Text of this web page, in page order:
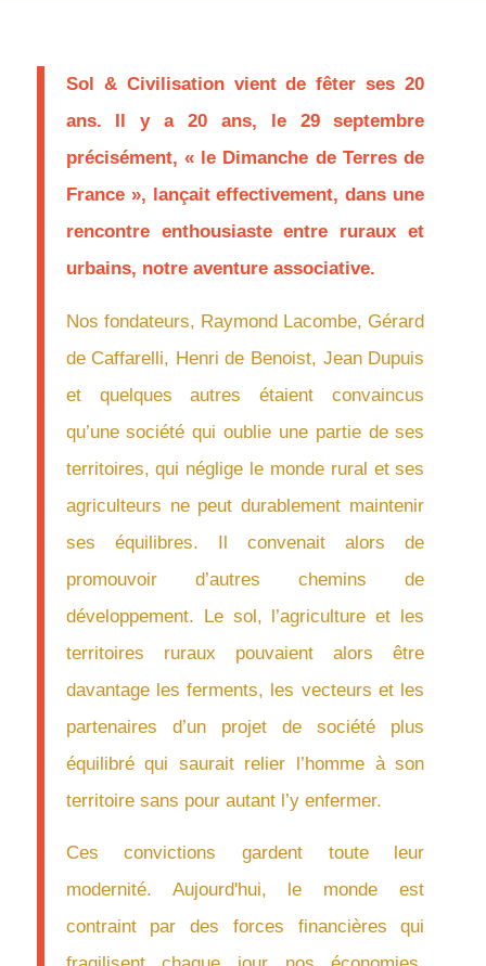
Sol & Civilisation vient de fêter ses 20
ans. Il y a 20 ans, le 29 septembre
précisément, « le Dimanche de Terres de
France », lançait effectivement, dans une
rencontre enthousiaste entre ruraux et
urbains, notre aventure associative.
Nos fondateurs, Raymond Lacombe, Gérard
de Caffarelli, Henri de Benoist, Jean Dupuis
et quelques autres étaient convaincus
qu’une société qui oublie une partie de ses
territoires, qui néglige le monde rural et ses
agriculteurs ne peut durablement maintenir
ses équilibres. Il convenait alors de
promouvoir d’autres chemins de
développement. Le sol, l’agriculture et les
territoires ruraux pouvaient alors être
davantage les ferments, les vecteurs et les
partenaires d’un projet de société plus
équilibré qui saurait relier l’homme à son
territoire sans pour autant l’y enfermer.
Ces convictions gardent toute leur
modernité. Aujourd'hui, le monde est
contraint par des forces financières qui